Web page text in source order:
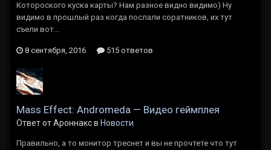
Котороского куска карты? Нам разное видно видимо) Ну
видимо в прошлый раз когда послали соратников, их тут
съели вот...
8 сентября, 2016 515 ответов
Mass Effect: Andromeda — Видео геймплея
Ответ от Ароннакс в Новости
Правильно, а то монитор треснет и вы не прочтете что тут